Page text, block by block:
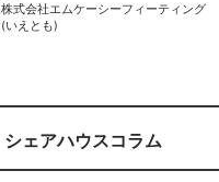
株式会社エムケーシーフィーティング
(いえとも)
シェアハウスコラム